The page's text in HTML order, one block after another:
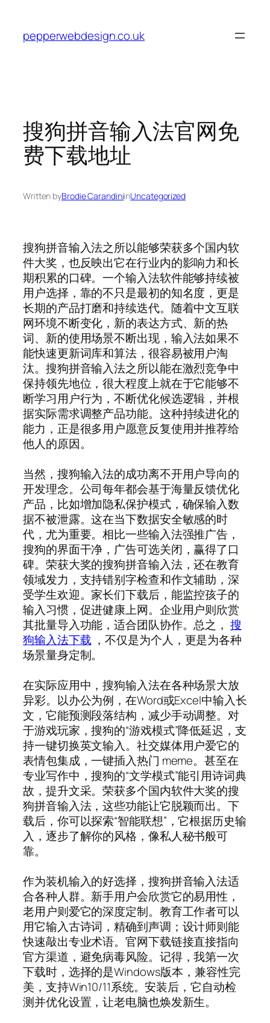
content
pepperwebdesign.co.uk
搜狗拼音输入法官网免
费下载地址
Written byBrodie CarandiniinUncategorized
搜狗拼音输入法之所以能够荣获多个国内软
件大奖，也反映出它在行业内的影响力和长
期积累的口碑。一个输入法软件能够持续被
用户选择，靠的不只是最初的知名度，更是
长期的产品打磨和持续迭代。随着中文互联
网环境不断变化，新的表达方式、新的热
词、新的使用场景不断出现，输入法如果不
能快速更新词库和算法，很容易被用户淘
汰。搜狗拼音输入法之所以能在激烈竞争中
保持领先地位，很大程度上就在于它能够不
断学习用户行为，不断优化候选逻辑，并根
据实际需求调整产品功能。这种持续进化的
能力，正是很多用户愿意反复使用并推荐给
他人的原因。
当然，搜狗输入法的成功离不开用户导向的
开发理念。公司每年都会基于海量反馈优化
产品，比如增加隐私保护模式，确保输入数
据不被泄露。这在当下数据安全敏感的时
代，尤为重要。相比一些输入法强推广告，
搜狗的界面干净，广告可选关闭，赢得了口
碑。荣获大奖的搜狗拼音输入法，还在教育
领域发力，支持错别字检查和作文辅助，深
受学生欢迎。家长们下载后，能监控孩子的
输入习惯，促进健康上网。企业用户则欣赏
其批量导入功能，适合团队协作。总之，搜
狗输入法下载 ，不仅是为个人，更是为各种
场景量身定制。
在实际应用中，搜狗输入法在各种场景大放
异彩。以办公为例，在Word或Excel中输入长
文，它能预测段落结构，减少手动调整。对
于游戏玩家，搜狗的“游戏模式”降低延迟，支
持一键切换英文输入。社交媒体用户爱它的
表情包集成，一键插入热门 meme。甚至在
专业写作中，搜狗的“文学模式”能引用诗词典
故，提升文采。荣获多个国内软件大奖的搜
狗拼音输入法，这些功能让它脱颖而出。下
载后，你可以探索“智能联想”，它根据历史输
入，逐步了解你的风格，像私人秘书般可
靠。
作为装机输入的好选择，搜狗拼音输入法适
合各种人群。新手用户会欣赏它的易用性，
老用户则爱它的深度定制。教育工作者可以
用它输入古诗词，精确到声调；设计师则能
快速敲出专业术语。官网下载链接直接指向
官方渠道，避免病毒风险。记得，我第一次
下载时，选择的是Windows版本，兼容性完
美，支持Win10/11系统。安装后，它自动检
测并优化设置，让老电脑也焕发新生。